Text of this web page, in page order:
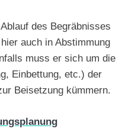
des Begräbnisses
auch in Abstimmung
muss er sich um die
Einbettung, etc.) der
Beisetzung kümmern.